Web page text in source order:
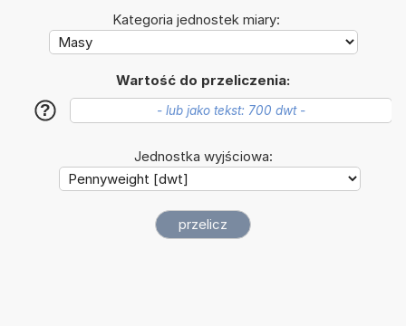
Kategoria jednostek miary:
Wartość do przeliczenia:
?
Jednostka wyjściowa: